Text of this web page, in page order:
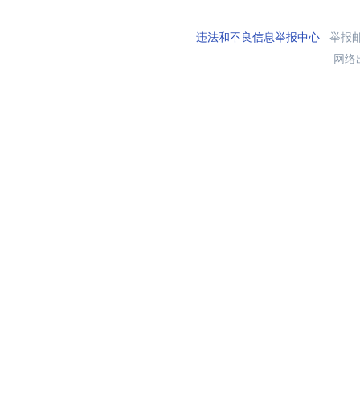
违法和不良信息举报中心举报
网